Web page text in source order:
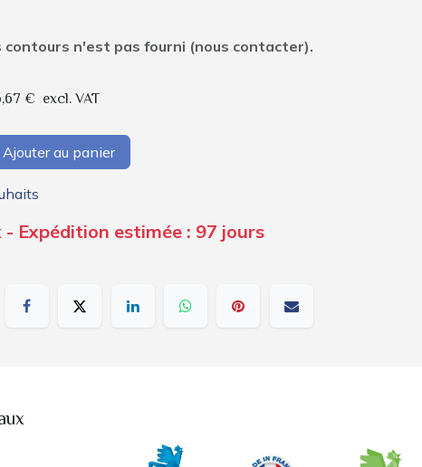
contours n'est pas fourni (nous contacter).
€ excl. VAT
Ajouter au panier
Expédition estimée : 97 jours